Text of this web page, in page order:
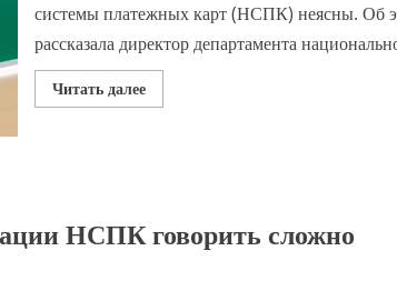
системы платежных карт (НСПК) неясны. Об
рассказала директор департамента
Читать далееПрочитать
больше
сроков
приватизации
НСПК говорить сложно